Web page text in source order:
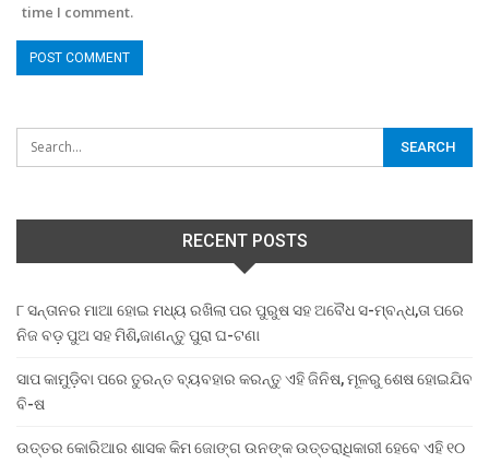
time I comment.
RECENT POSTS
୮ ସନ୍ତାନର ମାଆ ହୋଇ ମଧ୍ୟ ରଖିଲା ପର ପୁରୁଷ ସହ ଅବୈଧ ସ-ମ୍ବନ୍ଧ,ତା ପରେ
ନିଜ ବଡ଼ ପୁଅ ସହ ମିଶି,ଜାଣନ୍ତୁ ପୁରା ଘ-ଟଣା
ସାପ କାମୁଡ଼ିବା ପରେ ତୁରନ୍ତ ବ୍ୟବହାର କରନ୍ତୁ ଏହି ଜିନିଷ, ମୂଳରୁ ଶେଷ ହୋଇଯିବ
ବି-ଷ
ଉତ୍ତର କୋରିଆର ଶାସକ କିମ ଜୋଙ୍ଗ ଉନଙ୍କ ଉତ୍ତରାଧିକାରୀ ହେବେ ଏହି ୧୦